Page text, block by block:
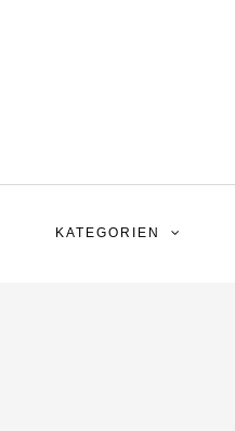
KATEGORIEN